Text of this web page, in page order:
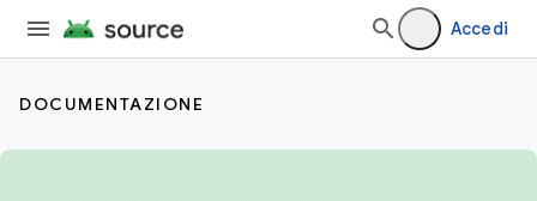
Accedi
DOCUMENTAZIONE